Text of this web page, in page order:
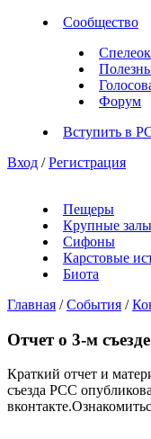
Сообщество
Форум
Вступить в
Вход / Регистрация
Пещеры
Крупные залы
Сифоны
Карстовые
Биота
Главная / События /
Отчет о 3-м
Краткий отчет и
съезда РСС